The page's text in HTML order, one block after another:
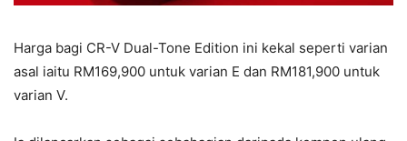
Harga bagi CR-V Dual-Tone Edition ini kekal seperti varian
asal iaitu RM169,900 untuk varian E dan RM181,900 untuk
varian V.